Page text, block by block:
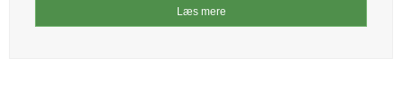
Læs mere